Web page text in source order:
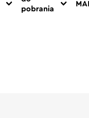
pobrania